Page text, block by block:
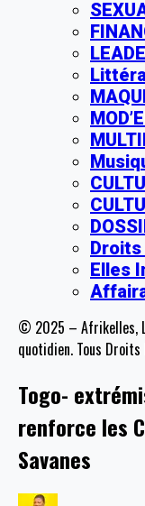
Elles
© 2025 – Afrikelles,
quotidien. Tous Droits
Togo-
renforce les
Savanes